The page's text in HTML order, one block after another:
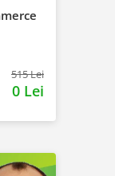
515 Lei
0 Lei